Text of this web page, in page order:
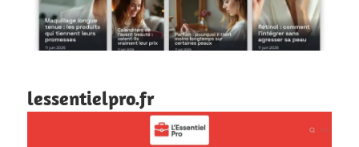
lessentielpro.fr